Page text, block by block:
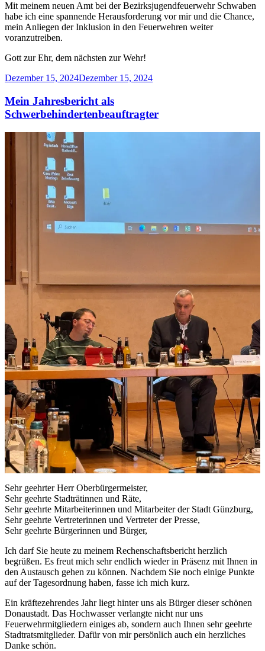
Mit meinem neuen Amt bei der Bezirksjugendfeuerwehr Schwaben
habe ich eine spannende Herausforderung vor mir und die Chance,
mein Anliegen der Inklusion in den Feuerwehren weiter
voranzutreiben.
Gott zur Ehr, dem nächsten zur Wehr!
Veröffentlicht
Dezember 15, 2024Dezember 15, 2024
Mein Jahresbericht als
Schwerbehindertenbeauftragter
Sehr geehrter Herr Oberbürgermeister,
Sehr geehrte Stadträtinnen und Räte,
Sehr geehrte Mitarbeiterinnen und Mitarbeiter der Stadt Günzburg,
Sehr geehrte Vertreterinnen und Vertreter der Presse,
Sehr geehrte Bürgerinnen und Bürger,
Ich darf Sie heute zu meinem Rechenschaftsbericht herzlich
begrüßen. Es freut mich sehr endlich wieder in Präsenz mit Ihnen in
den Austausch gehen zu können. Nachdem Sie noch einige Punkte
auf der Tagesordnung haben, fasse ich mich kurz.
Ein kräftezehrendes Jahr liegt hinter uns als Bürger dieser schönen
Donaustadt. Das Hochwasser verlangte nicht nur uns
Feuerwehrmitgliedern einiges ab, sondern auch Ihnen sehr geehrte
Stadtratsmitglieder. Dafür von mir persönlich auch ein herzliches
Danke schön.